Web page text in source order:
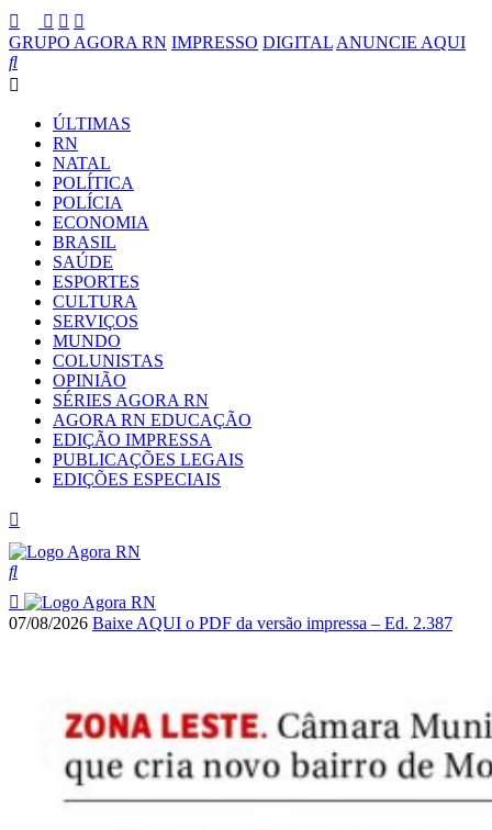
GRUPO AGORA RN IMPRESSO DIGITAL ANUNCIE AQUI
ÚLTIMAS
RN
NATAL
POLÍTICA
POLÍCIA
ECONOMIA
BRASIL
SAÚDE
ESPORTES
CULTURA
SERVIÇOS
MUNDO
COLUNISTAS
OPINIÃO
SÉRIES AGORA RN
AGORA RN EDUCAÇÃO
EDIÇÃO IMPRESSA
PUBLICAÇÕES LEGAIS
EDIÇÕES ESPECIAIS
07/08/2026 Baixe AQUI o PDF da versão impressa – Ed. 2.387